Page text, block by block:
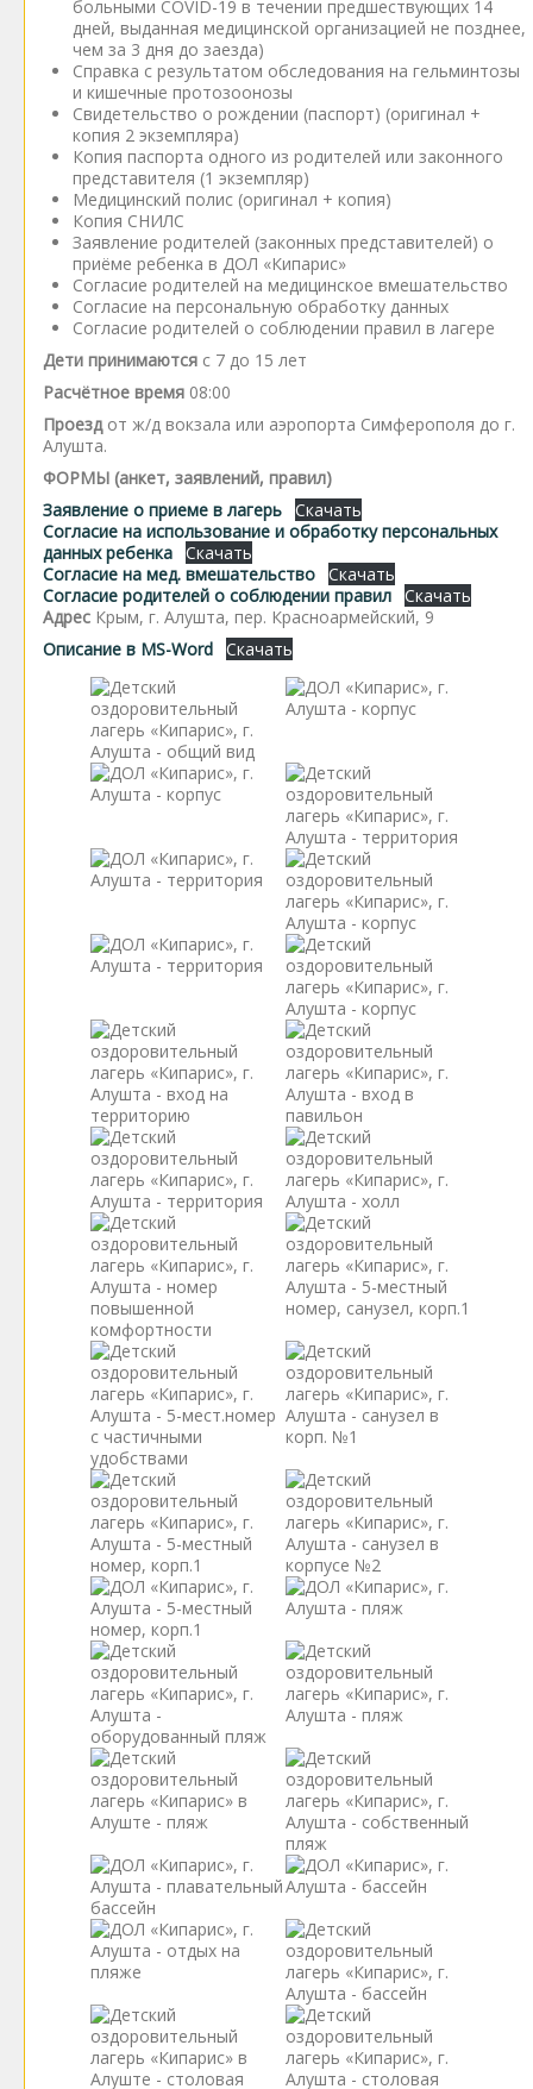
больными COVID-19 в течении предшествующих 14
дней, выданная медицинской организацией не позднее,
чем за 3 дня до заезда)
Справка с результатом обследования на гельминтозы
и кишечные протозоонозы
Свидетельство о рождении (паспорт) (оригинал +
копия 2 экземпляра)
Копия паспорта одного из родителей или законного
представителя (1 экземпляр)
Медицинский полис (оригинал + копия)
Копия СНИЛС
Заявление родителей (законных представителей) о
приёме ребенка в ДОЛ «Кипарис»
Согласие родителей на медицинское вмешательство
Согласие на персональную обработку данных
Согласие родителей о соблюдении правил в лагере
Дети принимаются с 7 до 15 лет
Расчётное время 08:00
Проездот ж/д вокзала или аэропорта Симферополя до г.
Алушта.
ФОРМЫ (анкет, заявлений, правил)
Заявление о приеме в лагерь Скачать
Согласие на использование и обработку персональных
данных ребенка Скачать
Согласие на мед. вмешательство Скачать
Согласие родителей о соблюдении правил Скачать
Адрес Крым, г. Алушта, пер. Красноармейский, 9
Описание в MS-Word Скачать